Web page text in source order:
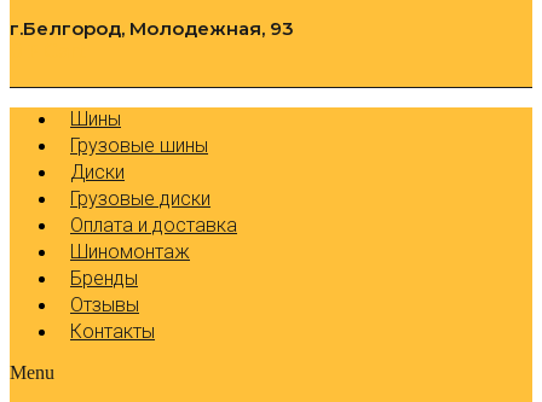
г.Белгород, Молодежная, 93
Шины
Грузовые шины
Диски
Грузовые диски
Оплата и доставка
Шиномонтаж
Бренды
Отзывы
Контакты
Menu